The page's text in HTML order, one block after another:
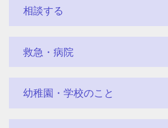
相談する
救急・病院
幼稚園・学校のこと